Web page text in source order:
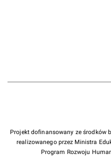
Projekt dofinansowany ze środków
realizowanego przez Ministra
Program Rozwoju